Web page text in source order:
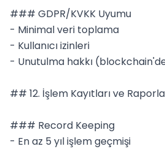
### GDPR/KVKK Uyumu
- Minimal veri toplama
- Kullanıcı izinleri
- Unutulma hakkı
## 12. İşlem Kayıtları ve
### Record Keeping
- En az 5 yıl işlem geçmişi